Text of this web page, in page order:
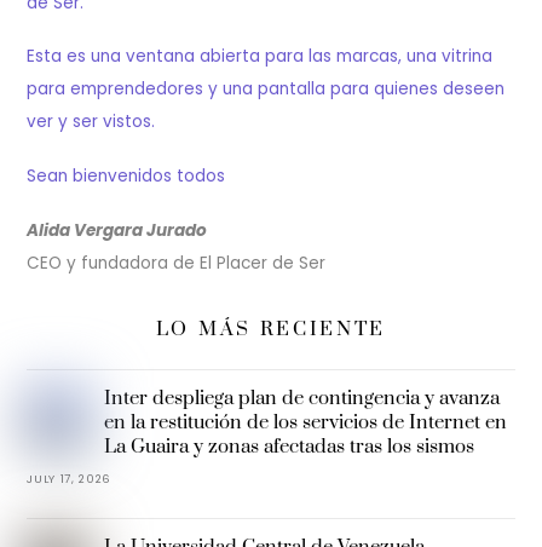
Esta es una ventana abierta para las marcas, una vitrina
para emprendedores y una pantalla para quienes deseen
ver y ser vistos.
Sean bienvenidos todos
Alida Vergara Jurado
CEO y fundadora de El Placer de Ser
LO MÁS RECIENTE
Inter despliega plan de contingencia y avanza
en la restitución de los servicios de Internet en
La Guaira y zonas afectadas tras los sismos
JULY 17, 2026